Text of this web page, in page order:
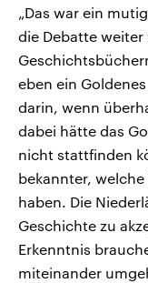
„Das war ein
die Debatte
eben ein
darin, wenn
dabei hätte das
nicht stattfinden
bekannter,
haben. Die
Geschichte zu
Erkenntnis
miteinander